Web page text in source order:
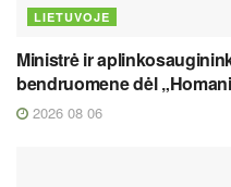
LIETUVOJE
Ministrė ir
bendruomene dėl
2026 08 06